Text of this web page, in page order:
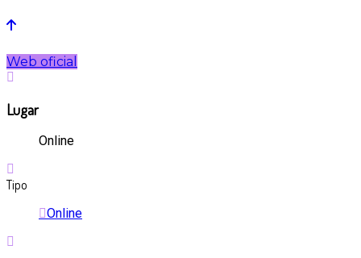
Web oficial
Lugar
Online
Tipo
Online